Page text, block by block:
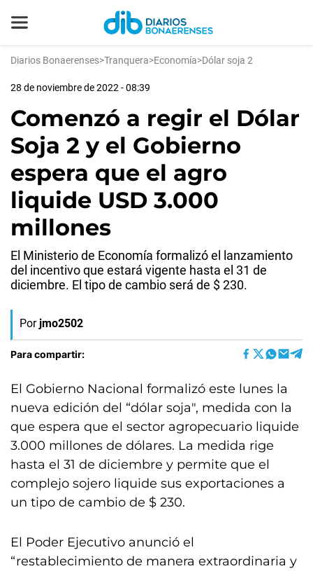
Diarios Bonaerenses>Tranquera>Economía>Dólar soja 2
28 de noviembre de 2022 - 08:39
Comenzó a regir el Dólar
Soja 2 y el Gobierno
espera que el agro
liquide USD 3.000
millones
El Ministerio de Economía formalizó el lanzamiento
del incentivo que estará vigente hasta el 31 de
diciembre. El tipo de cambio será de $ 230.
Por jmo2502
Para compartir:
El Gobierno Nacional formalizó este lunes la
nueva edición del “dólar soja″, medida con la
que espera que el sector agropecuario liquide
3.000 millones de dólares. La medida rige
hasta el 31 de diciembre y permite que el
complejo sojero liquide sus exportaciones a
un tipo de cambio de $ 230.
El Poder Ejecutivo anunció el
“restablecimiento de manera extraordinaria y